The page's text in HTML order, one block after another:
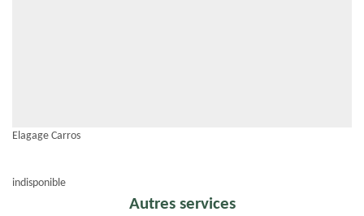
Elagage Carros
indisponible
Autres services